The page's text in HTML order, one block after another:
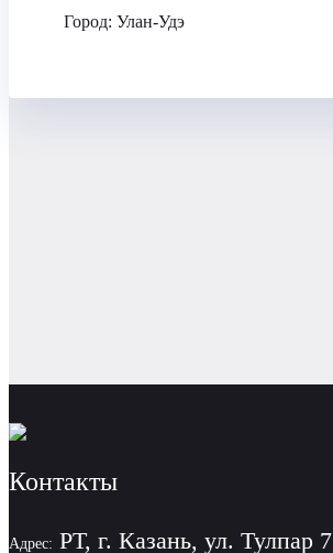
Город: Улан-Удэ
Контакты
Адрес: РТ, г. Казань, ул. Тулпар 7